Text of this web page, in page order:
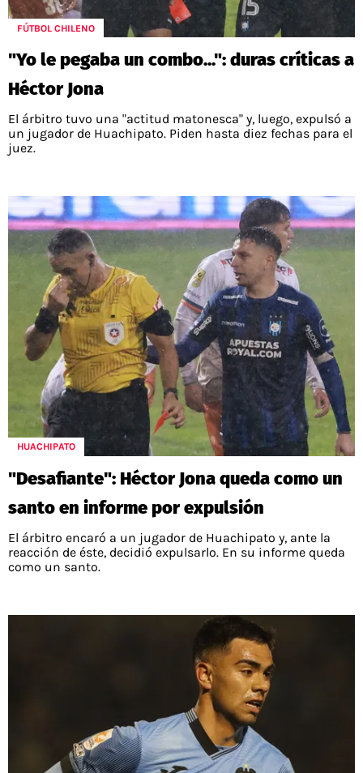
FÚTBOL CHILENO
"Yo le pegaba un combo...": duras críticas a
Héctor Jona
El árbitro tuvo una "actitud matonesca" y, luego, expulsó a
un jugador de Huachipato. Piden hasta diez fechas para el
juez.
HUACHIPATO
"Desafiante": Héctor Jona queda como un
santo en informe por expulsión
El árbitro encaró a un jugador de Huachipato y, ante la
reacción de éste, decidió expulsarlo. En su informe queda
como un santo.